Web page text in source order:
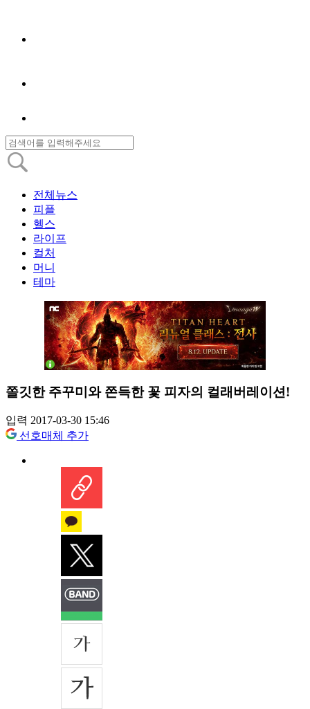
전체뉴스
피플
헬스
라이프
컬처
머니
테마
쫄깃한 주꾸미와 쫀득한 꽃 피자의 컬래버레이션!
입력 2017-03-30 15:46
선호매체 추가